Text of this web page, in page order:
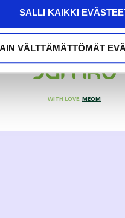
SALLI KAIKKI
VÄLTTÄMÄTTÖMÄT
WITH LOVE, MEOM